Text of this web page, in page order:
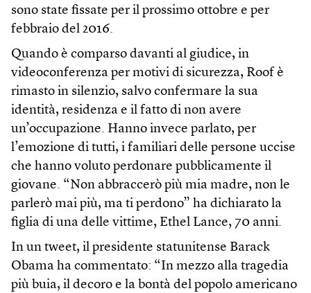
sono state fissate per il prossimo ottobre e per
febbraio del 2016.
Quando è comparso davanti al giudice, in
videoconferenza per motivi di sicurezza, Roof è
rimasto in silenzio, salvo confermare la sua
identità, residenza e il fatto di non avere
un’occupazione. Hanno invece parlato, per
l’emozione di tutti, i familiari delle persone uccise
che hanno voluto perdonare pubblicamente il
giovane. “Non abbraccerò più mia madre, non le
parlerò mai più, ma ti perdono” ha dichiarato la
figlia di una delle vittime, Ethel Lance, 70 anni.
In un tweet, il presidente statunitense Barack
Obama ha commentato: “In mezzo alla tragedia
più buia, il decoro e la bontà del popolo americano